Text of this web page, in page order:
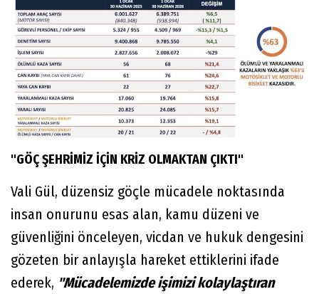
"GÖÇ ŞEHRİMİZ İÇİN KRİZ OLMAKTAN ÇIKTI"
Vali Gül, düzensiz göçle mücadele noktasında
insan onurunu esas alan, kamu düzeni ve
güvenliğini önceleyen, vicdan ve hukuk dengesini
gözeten bir anlayışla hareket ettiklerini ifade
ederek, "Mücadelemizde işimizi kolaylaştıran